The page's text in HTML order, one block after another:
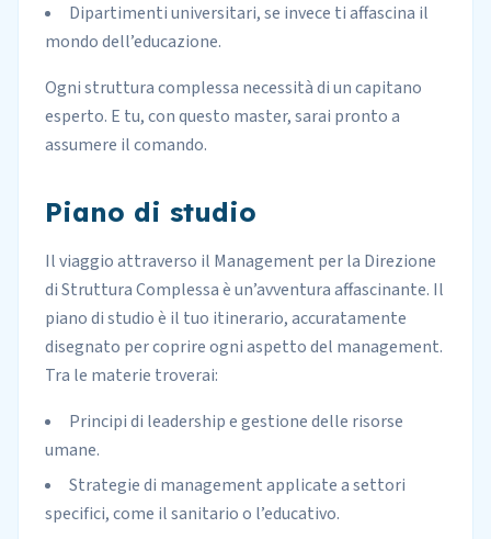
Dipartimenti universitari, se invece ti affascina il
mondo dell’educazione.
Ogni struttura complessa necessità di un capitano
esperto. E tu, con questo master, sarai pronto a
assumere il comando.
Piano di studio
Il viaggio attraverso il Management per la Direzione
di Struttura Complessa è un’avventura affascinante. Il
piano di studio è il tuo itinerario, accuratamente
disegnato per coprire ogni aspetto del management.
Tra le materie troverai:
Principi di leadership e gestione delle risorse
umane.
Strategie di management applicate a settori
specifici, come il sanitario o l’educativo.